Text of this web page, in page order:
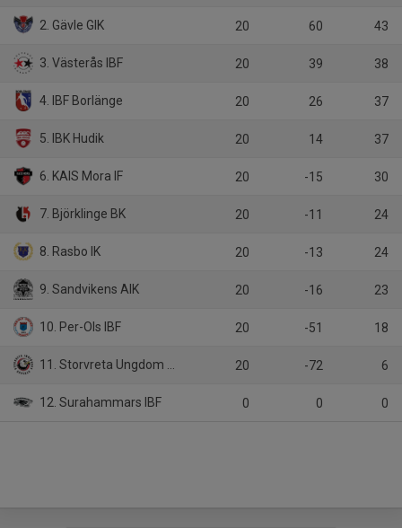
2. Gävle GIK 20 60 43
3. Västerås IBF 20 39 38
4. IBF Borlänge 20 26 37
5. IBK Hudik 20 14 37
6. KAIS Mora IF 20 -15 30
7. Björklinge BK 20 -11 24
8. Rasbo IK 20 -13 24
9. Sandvikens AIK 20 -16 23
10. Per-Ols IBF 20 -51 18
11. Storvreta Ungdom IBK 20 -72 6
12. Surahammars IBF 0 0 0